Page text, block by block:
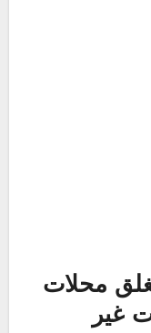
محلات
غير